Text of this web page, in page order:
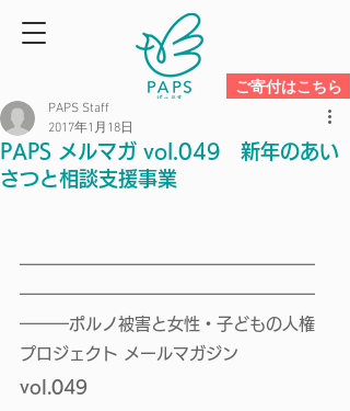
ご寄付はこちら
PAPS メルマガ vol.049 新年のあい
さつと相談支援事業
PAPS Staff
2017年1月18日
━━━━━━━━━━━━━━━━━━
━━━━━━━━━━━━━━━━━━
━━━ポルノ被害と女性・子どもの人権
プロジェクト メールマガジン
vol.049